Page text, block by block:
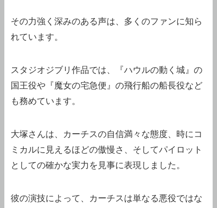
その力強く深みのある声は、多くのファンに知ら
れています。
スタジオジブリ作品では、『ハウルの動く城』の
国王役や『魔女の宅急便』の飛行船の船長役など
も務めています。
大塚さんは、カーチスの自信満々な態度、時にコ
ミカルに見えるほどの傲慢さ、そしてパイロット
としての確かな実力を見事に表現しました。
彼の演技によって、カーチスは単なる悪役ではな